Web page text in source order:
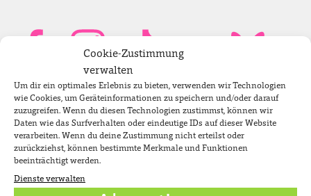
Cookie-Zustimmung
verwalten
Um dir ein optimales Erlebnis zu bieten, verwenden wir Technologien
wie Cookies, um Geräteinformationen zu speichern und/oder darauf
zuzugreifen. Wenn du diesen Technologien zustimmst, können wir
Daten wie das Surfverhalten oder eindeutige IDs auf dieser Website
verarbeiten. Wenn du deine Zustimmung nicht erteilst oder
zurückziehst, können bestimmte Merkmale und Funktionen
beeinträchtigt werden.
Dienste verwalten
Bundestagsabgeordnete
Newsletter